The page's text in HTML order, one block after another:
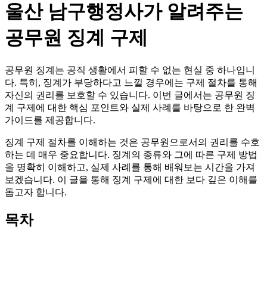
울산 남구행정사가 알려주는
공무원 징계 구제
공무원 징계는 공직 생활에서 피할 수 없는 현실 중 하나입니
다. 특히, 징계가 부당하다고 느낄 경우에는 구제 절차를 통해
자신의 권리를 보호할 수 있습니다. 이번 글에서는 공무원 징
계 구제에 대한 핵심 포인트와 실제 사례를 바탕으로 한 완벽
가이드를 제공합니다.
징계 구제 절차를 이해하는 것은 공무원으로서의 권리를 수호
하는 데 매우 중요합니다. 징계의 종류와 그에 따른 구제 방법
을 명확히 이해하고, 실제 사례를 통해 배워보는 시간을 가져
보겠습니다. 이 글을 통해 징계 구제에 대한 보다 깊은 이해를
돕고자 합니다.
목차